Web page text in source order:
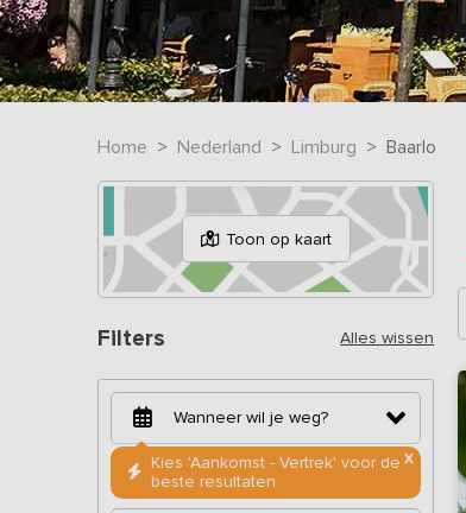
Home Nederland Limburg Baarlo
Toon op kaart
Filters Alles wissen
X
Kies 'Aankomst - Vertrek' voor de
beste resultaten